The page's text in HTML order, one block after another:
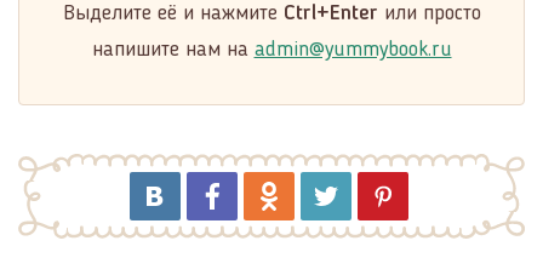
Выделите её и нажмите Ctrl+Enter или просто
напишите нам на admin@yummybook.ru